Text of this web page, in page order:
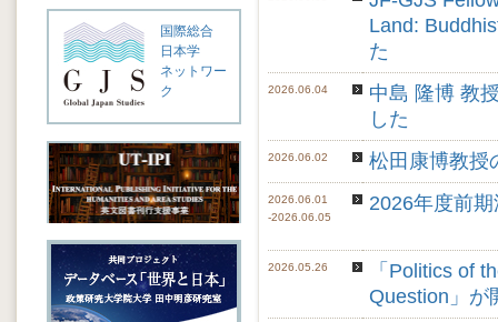
国際総合
日本学
ネットワー
ク
Land:
た
2026.06.04
中島 隆博 教
した
2026.06.02 松田康博教授
2026.06.01
-2026.06.05
2026年度前
2026.05.26
「Politics of
Question」が